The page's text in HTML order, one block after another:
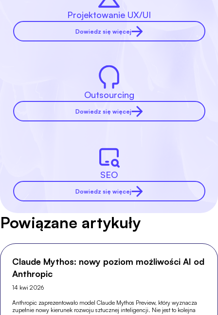
Projektowanie UX/UI
Dowiedz się więcej
Outsourcing
Dowiedz się więcej
SEO
Dowiedz się więcej
Powiązane artykuły
Claude Mythos: nowy poziom możliwości AI od
Anthropic
14 kwi 2026
Anthropic zaprezentowało model Claude Mythos Preview, który wyznacza
zupełnie nowy kierunek rozwoju sztucznej inteligencji. Nie jest to kolejna